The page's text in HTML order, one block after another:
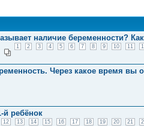
наличие беременности?
1 2 3 4 5 6 7 8 9 10 11
Через какое время вы
й ребёнок
12 13 14 15 16 17 18 19 20 21